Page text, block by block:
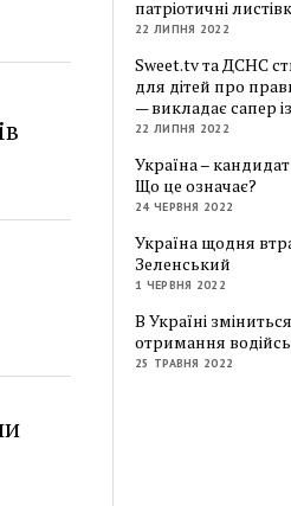
патріотичні
22 ЛИПНЯ 2022
Sweet.tv та ДСНС
для дітей про
— викладає сапер
22 ЛИПНЯ 2022
Україна –
Що це означає?
24 ЧЕРВНЯ 2022
Україна щодня
Зеленський
1 ЧЕРВНЯ 2022
В Україні
отримання
25 ТРАВНЯ 2022